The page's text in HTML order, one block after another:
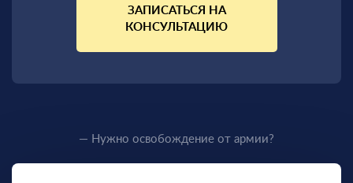
ЗАПИСАТЬСЯ НА
КОНСУЛЬТАЦИЮ
— Нужно освобождение от армии?